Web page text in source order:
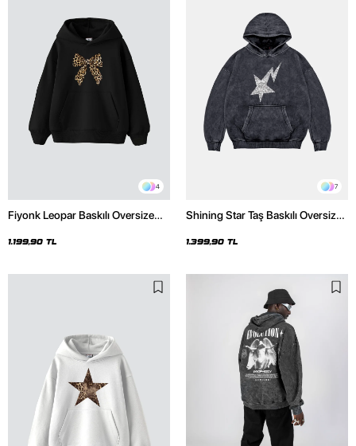
4
Fiyonk Leopar Baskılı Oversize
1.199,90 TL
7
Shining Star Taş Baskılı Oversize
Hoodie
1.399,90 TL